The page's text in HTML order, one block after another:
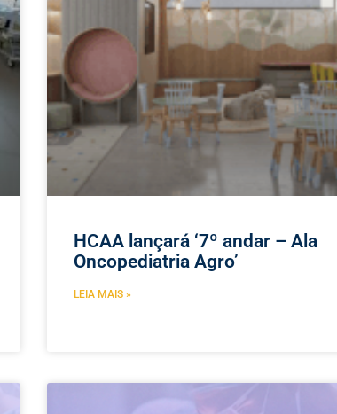
HCAA lançará ‘7º andar – Ala
Oncopediatria Agro’
LEIA MAIS »